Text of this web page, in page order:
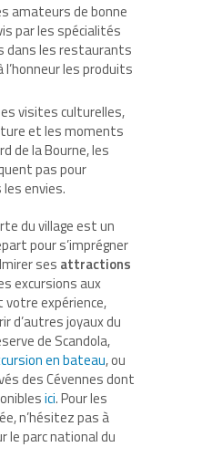
amateurs de bonne
par les spécialités
dans les restaurants
les produits
visites culturelles,
et les moments
de la Bourne, les
pas pour
envies.
du village est un
pour s’imprégner
ses attractions
excursions aux
expérience,
d’autres joyaux du
de Scandola,
en bateau, ou
des Cévennes dont
ici. Pour les
n’hésitez pas à
le parc national du